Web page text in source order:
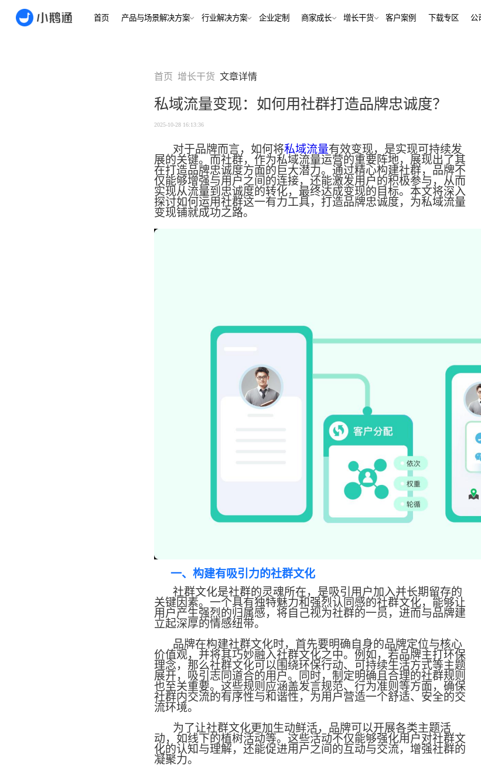
首页 产品与场景解决方案
全域获客
打通视频号抖音快手工具，流量沉
私域运营
私域增长利器，助
实时私域带货
私域销转/私域带货/实时互动工具
数字化运营
经营全链路数据
通
产品
企业培训系统，
行业解决方案
金融/财经行业
合规、转化、AI+——12000+金融
客户的共同选择
培训机构私域销转
内容交付、用户留存、复购裂变全
支持
考公考研、专升
站式解决方案
早教启蒙
打通招生-营期-家校链路闭环，实现
长期增长
美业连锁
9 年深耕，为美业
域新标准
提供数字化解决
私域电商系统，
心理机构
心理咨询机构私
付与用户留存一
企业定制 商家成长
帮助中心
增长干货 客
首页 增长干货 文章详情
私域流量变现：如何用社群打造品牌忠诚度？
2025-10-28 16:13:36
对于品牌而言，如何将私域流量有效变现，是实现可持续发
展的关键。而社群，作为私域流量运营的重要阵地，展现出了其
在打造品牌忠诚度方面的巨大潜力。通过精心构建社群，品牌不
仅能够增强与用户之间的连接，还能激发用户的积极参与，从而
实现从流量到忠诚度的转化， 最终达成变现的目标。本文将深入
探讨如何运用社群这一有力工具，打造品牌忠诚度，为私域流量
变现铺就成功之路。
一、构建有吸引力的社群文化
社群文化是社群的灵魂所在，是吸引用户加入并长期留存的
关键因素。一个具有独特魅力和强烈认同感的社群文化，能够让
用户产生强烈的归属感，将自己视为社群的一员，进而与品牌建
立起深厚的情感纽带。
品牌在构建社群文化时，首先要明确自身的品牌定位与核心
价值观，并将其巧妙融入社群文化之中。例如，若品牌主打环保
理念，那么社群文化可以围绕环保行动、可持续生活方式等主题
展开，吸引志同道合的用户。同时，制定明确且合理的社群规则
也至关重要。这些规则应涵盖发言规范、行为准则等方面，确保
社群内交流的有序性与和谐性，为用户营造一个舒适、安全的交
流环境。
为了让社群文化更加生动鲜活，品牌可以开展各类主题活
动，如线下的植树活动等。这些活动不仅能够强化用户对社群文
化的认知与理解，还能促进用户之间的互动与交流，增强社群的
凝聚力。